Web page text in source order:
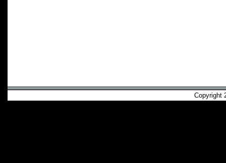
Copyright